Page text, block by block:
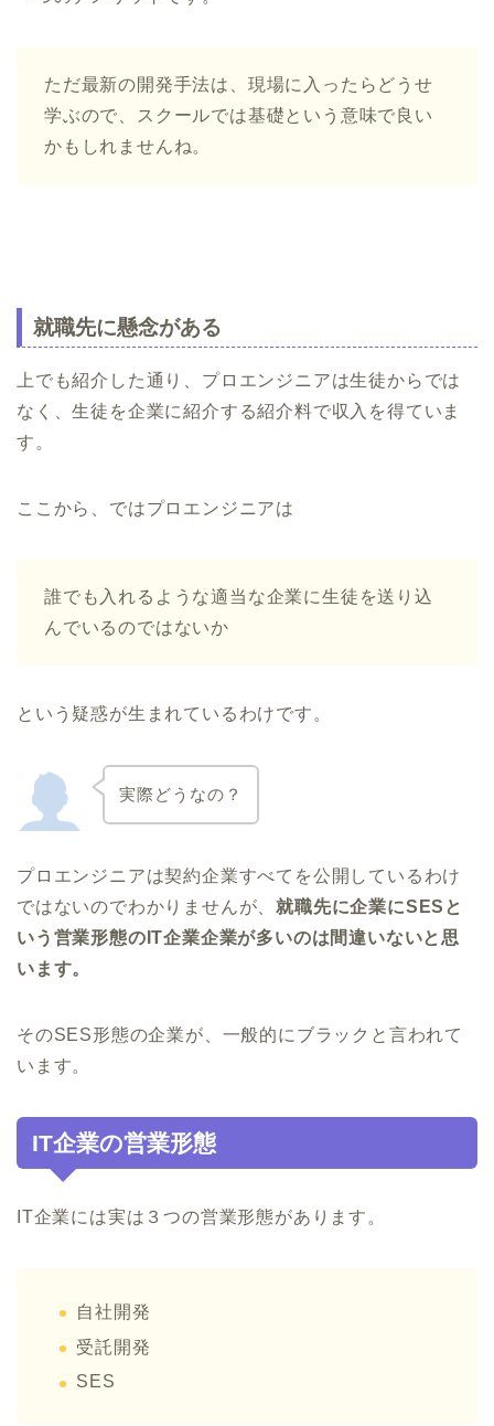
ただ最新の開発手法は、現場に入ったらどうせ
学ぶので、スクールでは基礎という意味で良い
かもしれませんね。
就職先に懸念がある
上でも紹介した通り、プロエンジニアは生徒からでは
なく、生徒を企業に紹介する紹介料で収入を得ていま
す。
ここから、ではプロエンジニアは
誰でも入れるような適当な企業に生徒を送り込
んでいるのではないか
という疑惑が生まれているわけです。
実際どうなの？
プロエンジニアは契約企業すべてを公開しているわけ
ではないのでわかりませんが、就職先に企業にSESと
いう営業形態のIT企業企業が多いのは間違いないと思
います。
そのSES形態の企業が、一般的にブラックと言われて
います。
IT企業の営業形態
IT企業には実は３つの営業形態があります。
自社開発
受託開発
SES